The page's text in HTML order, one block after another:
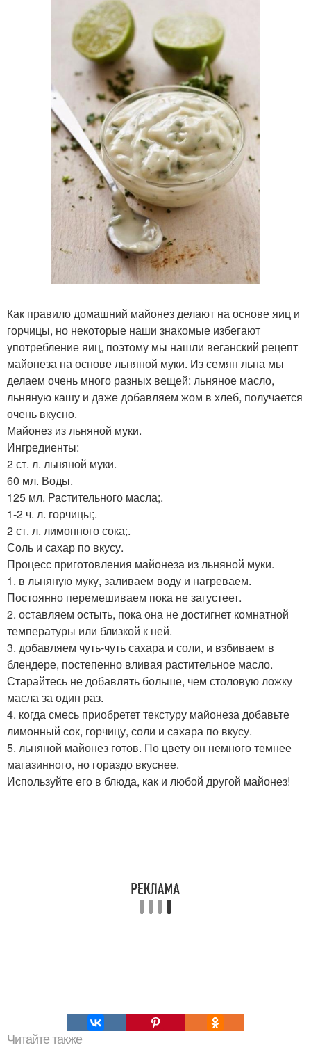
Как правило домашний майонез делают на основе яиц и
горчицы, но некоторые наши знакомые избегают
употребление яиц, поэтому мы нашли веганский рецепт
майонеза на основе льняной муки. Из семян льна мы
делаем очень много разных вещей: льняное масло,
льняную кашу и даже добавляем жом в хлеб, получается
очень вкусно.
Майонез из льняной муки.
Ингредиенты:
2 ст. л. льняной муки.
60 мл. Воды.
125 мл. Растительного масла;.
1-2 ч. л. горчицы;.
2 ст. л. лимонного сока;.
Соль и сахар по вкусу.
Процесс приготовления майонеза из льняной муки.
1. в льняную муку, заливаем воду и нагреваем.
Постоянно перемешиваем пока не загустеет.
2. оставляем остыть, пока она не достигнет комнатной
температуры или близкой к ней.
3. добавляем чуть-чуть сахара и соли, и взбиваем в
блендере, постепенно вливая растительное масло.
Старайтесь не добавлять больше, чем столовую ложку
масла за один раз.
4. когда смесь приобретет текстуру майонеза добавьте
лимонный сок, горчицу, соли и сахара по вкусу.
5. льняной майонез готов. По цвету он немного темнее
магазинного, но гораздо вкуснее.
Используйте его в блюда, как и любой другой майонез!
Читайте также